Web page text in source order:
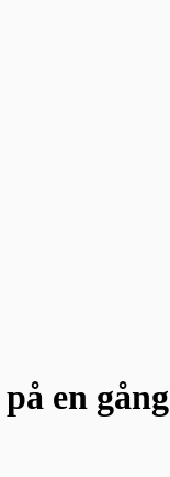
på en gång